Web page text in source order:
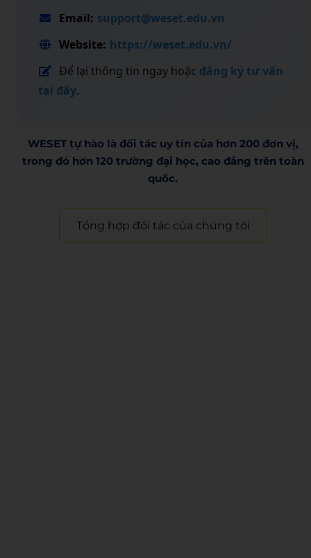
Email: support@weset.edu.vn
Website: https://weset.edu.vn/
Để lại thông tin ngay hoặc đăng ký tư vấn
tại đây.
WESET tự hào là đối tác uy tín của hơn 200 đơn vị,
trong đó hơn 120 trường đại học, cao đẳng trên toàn
quốc.​
Tổng hợp đối tác của chúng tôi